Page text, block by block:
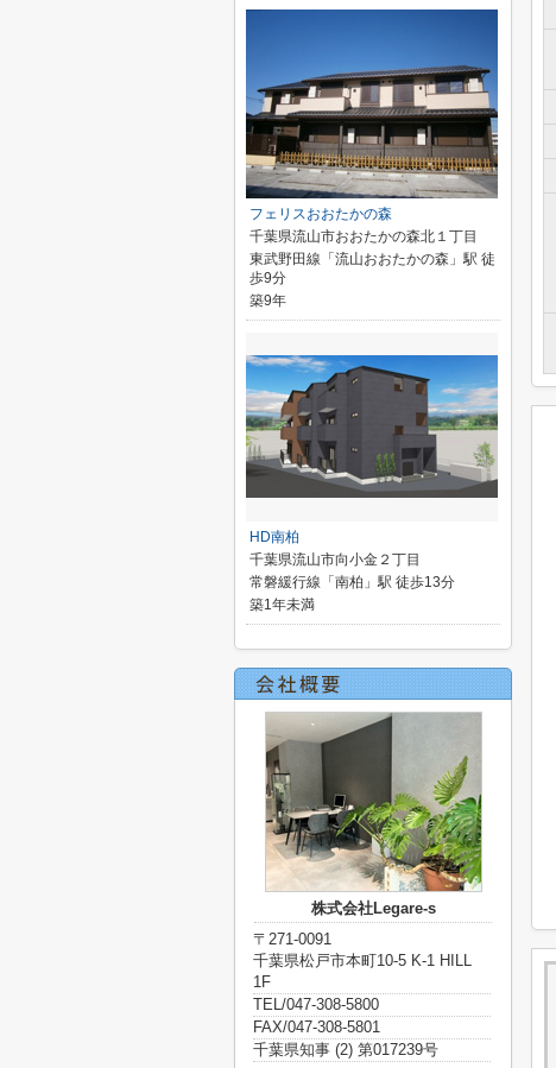
フェリスおおたかの森
千葉県流山市おおたかの森北１丁目
東武野田線「流山おおたかの森」駅 徒
歩9分
築9年
HD南柏
千葉県流山市向小金２丁目
常磐緩行線「南柏」駅 徒歩13分
築1年未満
株式会社Legare-s
〒271-0091
千葉県松戸市本町10-5 K-1 HILL
1F
TEL/047-308-5800
FAX/047-308-5801
千葉県知事 (2) 第017239号